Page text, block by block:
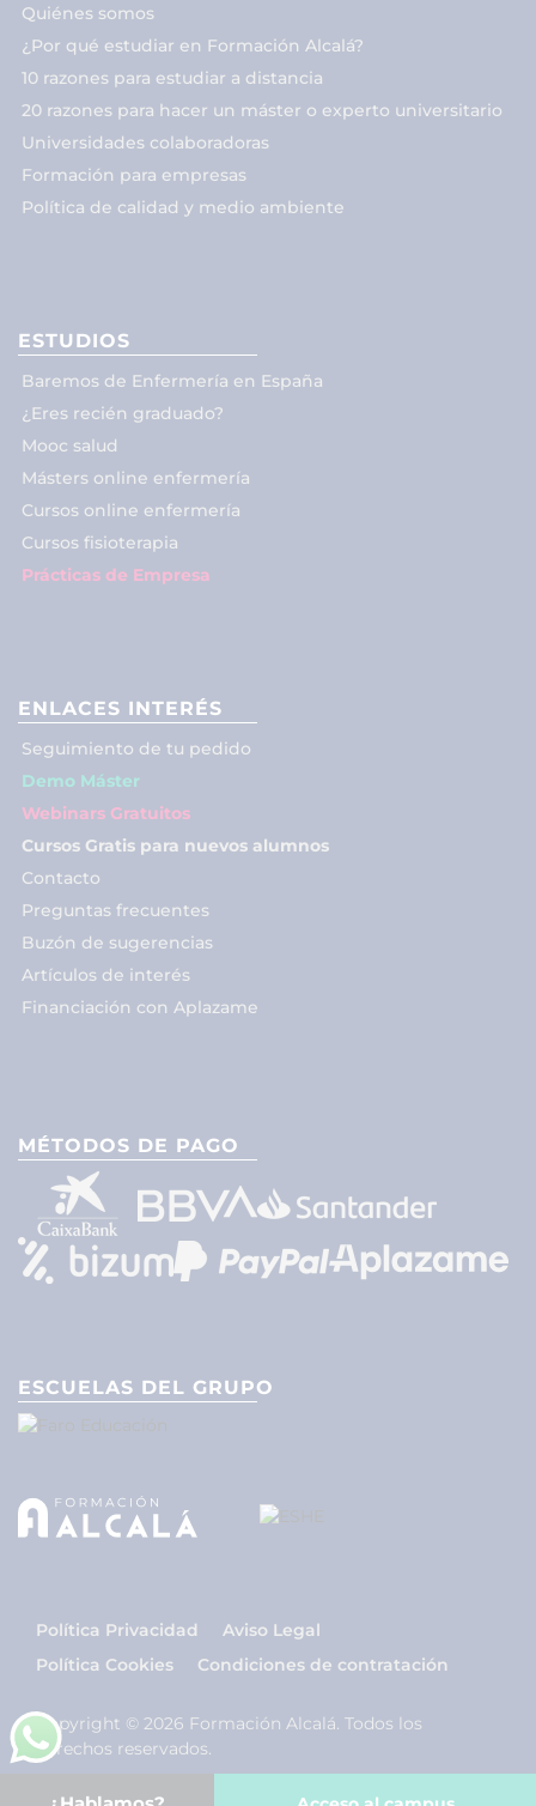
Quiénes somos
¿Por qué estudiar en Formación Alcalá?
10 razones para estudiar a distancia
20 razones para hacer un máster o experto universitario
Universidades colaboradoras
Formación para empresas
Política de calidad y medio ambiente
ESTUDIOS
Baremos de Enfermería en España
¿Eres recién graduado?
Mooc salud
Másters online enfermería
Cursos online enfermería
Cursos fisioterapia
Prácticas de Empresa
ENLACES INTERÉS
Seguimiento de tu pedido
Demo Máster
Webinars Gratuitos
Cursos Gratis para nuevos alumnos
Contacto
Preguntas frecuentes
Buzón de sugerencias
Artículos de interés
Financiación con Aplazame
MÉTODOS DE PAGO
ESCUELAS DEL GRUPO
Política Privacidad
Aviso Legal
Política Cookies
Condiciones de contratación
Copyright © 2026 Formación Alcalá. Todos los
derechos reservados.